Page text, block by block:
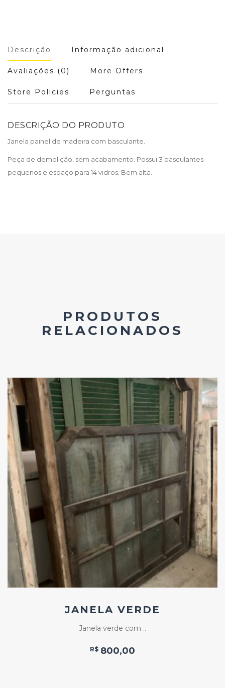
Descrição Informação adicional
Avaliações (0) More Offers
Store Policies Perguntas
DESCRIÇÃO DO PRODUTO
Janela painel de madeira com basculante.
Peça de demolição, sem acabamento. Possui 3 basculantes
pequenos e espaço para 14 vidros. Bem alta.
PRODUTOS
RELACIONADOS
Add
ao
Favoritos
JANELA VERDE
Janela verde com ..
R$ 800,00